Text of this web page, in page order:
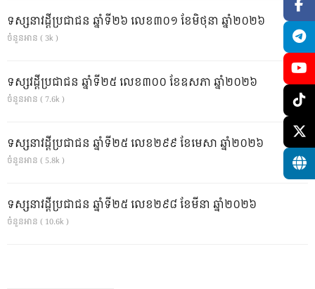
ទស្សនាវដ្ដីប្រជាជន ឆ្នាំទី២៦ លេខ៣០១ ខែមិថុនា ឆ្នាំ២០២៦
ចំនួនអាន ( 3k )
ទស្សវដ្តីប្រជាជន ឆ្នាំទី២៥ លេខ៣០០ ខែឧសភា ឆ្នាំ២០២៦
ចំនួនអាន ( 7.6k )
ទស្សនាវដ្ដីប្រជាជន ឆ្នាំទី២៥ លេខ២៩៩ ខែមេសា ឆ្នាំ២០២៦
ចំនួនអាន ( 5.8k )
ទស្សនាវដ្ដីប្រជាជន ឆ្នាំទី២៥ លេខ២៩៨ ខែមីនា ឆ្នាំ២០២៦
ចំនួនអាន ( 10.6k )